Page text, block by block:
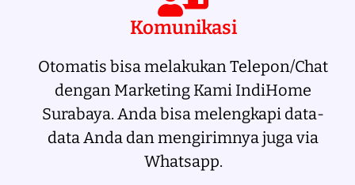
Komunikasi
Otomatis bisa melakukan Telepon/Chat
dengan Marketing Kami IndiHome
Surabaya. Anda bisa melengkapi data-
data Anda dan mengirimnya juga via
Whatsapp.